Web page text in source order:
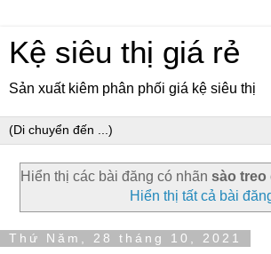
Kệ siêu thị giá rẻ
Sản xuất kiêm phân phối giá kệ siêu thị
Hiển thị các bài đăng có nhãn sào treo
Hiển thị tất cả bài
Thứ Năm, 28 tháng 10, 2021